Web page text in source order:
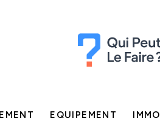
EQUIPEMENT IMMO